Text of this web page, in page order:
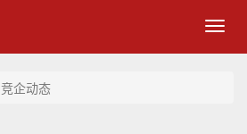
竞企动态